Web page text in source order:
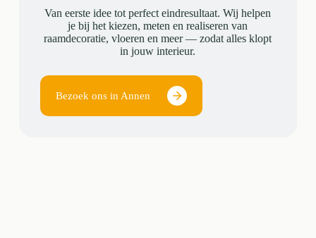
Van eerste idee tot perfect eindresultaat. Wij helpen
je bij het kiezen, meten en realiseren van
raamdecoratie, vloeren en meer — zodat alles klopt
in jouw interieur.
Bezoek ons in Annen